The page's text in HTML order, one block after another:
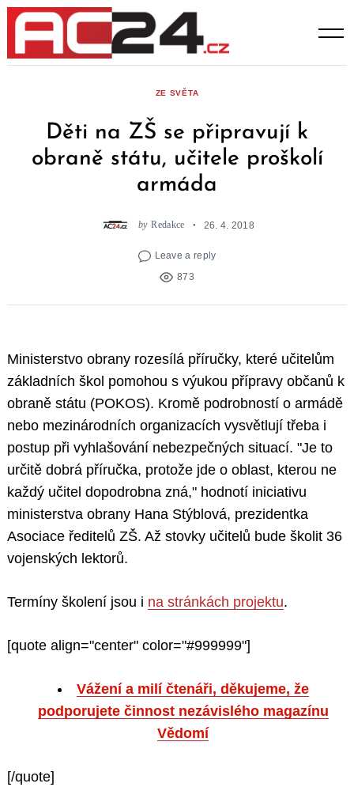
Skip
content
ZE SVĚTA
Děti na ZŠ se připravují k
obraně státu, učitele proškolí
armáda
by Redakce 26. 4. 2018
Leave a reply
873
Ministerstvo obrany rozesílá příručky, které učitelům
základních škol pomohou s výukou přípravy občanů k
obraně státu (POKOS). Kromě podrobností o armádě
nebo mezinárodních organizacích vysvětlují třeba i
postup při vyhlašování nebezpečných situací. "Je to
určitě dobrá příručka, protože jde o oblast, kterou ne
každý učitel dopodrobna zná," hodnotí iniciativu
ministerstva obrany Hana Stýblová, prezidentka
Asociace ředitelů ZŠ. Až stovky učitelů bude školit 36
vojenských lektorů.
Termíny školení jsou i na stránkách projektu.
[quote align="center" color="#999999"]
Vážení a milí čtenáři, děkujeme, že
podporujete činnost nezávislého magazínu
Vědomí
[/quote]